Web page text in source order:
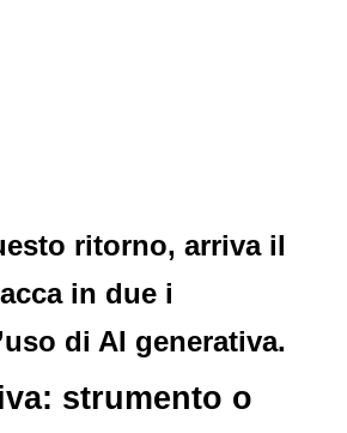
ritorno, arriva il
in due i
di AI generativa.
strumento o